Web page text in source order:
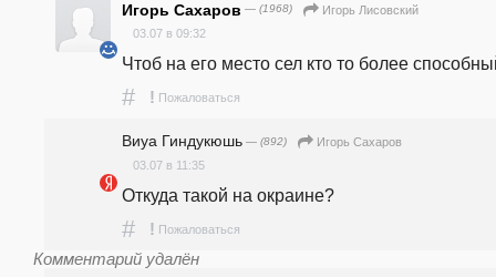
Игорь Сахаров — (1968)
Игорь Лисовский
03.07 в 09:32
Чтоб на его место сел кто то более
# ! Пожаловаться
Виуа Гиндукюшь — (892)
Игорь Сахаров
03.07 в 11:35
Откуда такой на окраине?
# ! Пожаловаться
Комментарий удалён